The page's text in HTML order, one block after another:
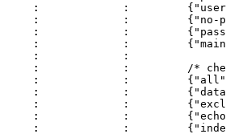
:             :
:             :
:             :
:             :
:             :
:             :         /*
:             :
:             :
:             :
:             :
:             :